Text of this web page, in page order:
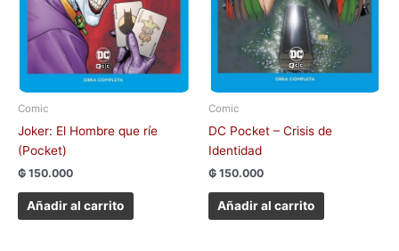
Comic
Joker: El Hombre que ríe
(Pocket)
₲ 150.000
Añadir al carrito
Comic
DC Pocket – Crisis de
Identidad
₲ 150.000
Añadir al carrito